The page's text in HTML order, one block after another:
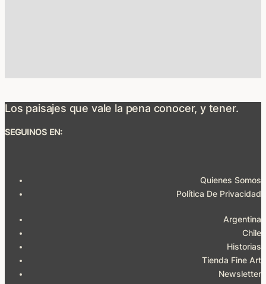
Los paisajes que vale la pena conocer, y tener.
SEGUINOS EN:
Quienes Somos
Política De Privacidad
Argentina
Chile
Historias
Tienda Fine Art
Newsletter